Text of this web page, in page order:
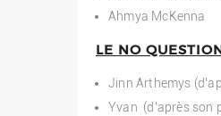
Ahmya McKenna
LE NO
Jinn Arthemys
Yvan (d’après son